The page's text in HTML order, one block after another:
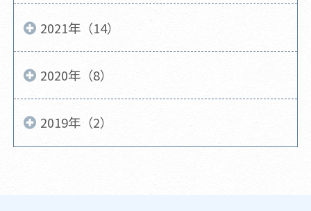
2021年（14）
2020年（8）
2019年（2）